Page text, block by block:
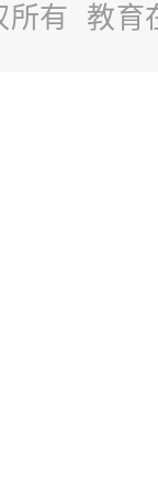
所有 教育